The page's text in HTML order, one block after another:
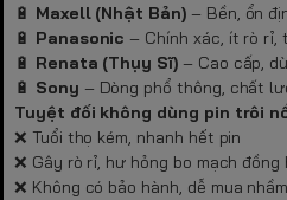
🔋 Maxell (Nhật Bản)– Bền, ổn
🔋 Panasonic – Chính xác, ít rò rỉ,
🔋 Renata (Thụy Sĩ) – Cao cấp,
🔋 Sony – Dòng phổ thông, chất
Tuyệt đối không dùng pin trôi
❌ Tuổi thọ kém, nhanh hết pin
❌ Gây rò rỉ, hư hỏng bo mạch đồng
❌ Không có bảo hành, dễ mua